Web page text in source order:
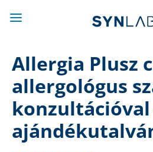
Allergia Plusz
allergológus
konzultációval